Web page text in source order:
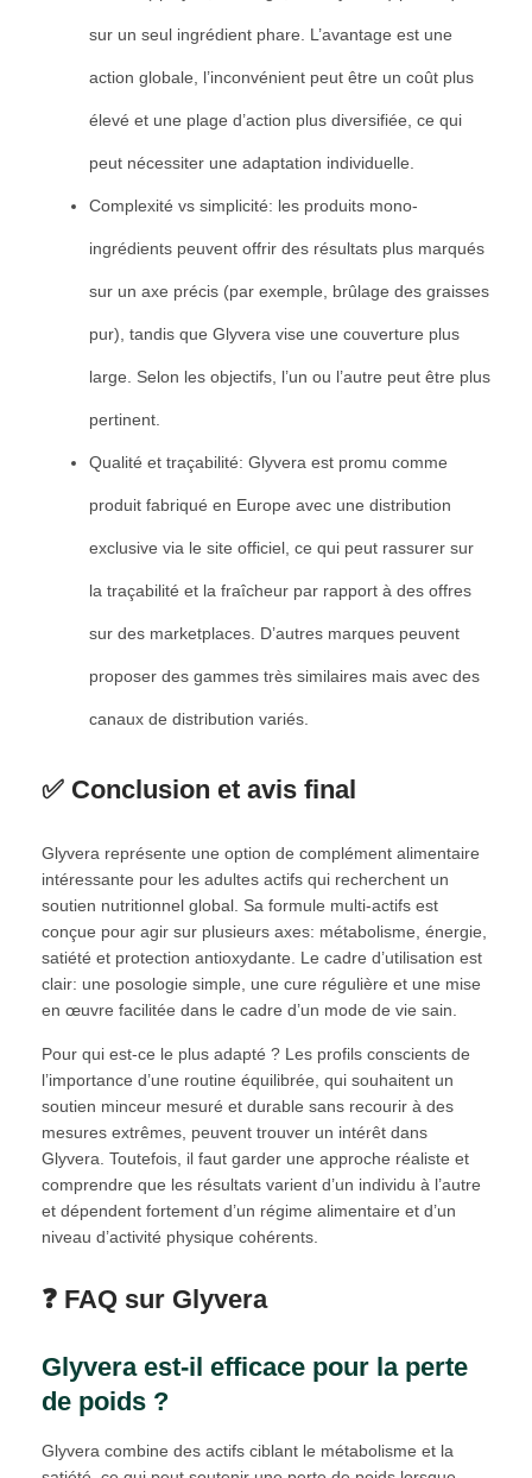
sur un seul ingrédient phare. L’avantage est une
action globale, l’inconvénient peut être un coût plus
élevé et une plage d’action plus diversifiée, ce qui
peut nécessiter une adaptation individuelle.
Complexité vs simplicité: les produits mono-
ingrédients peuvent offrir des résultats plus marqués
sur un axe précis (par exemple, brûlage des graisses
pur), tandis que Glyvera vise une couverture plus
large. Selon les objectifs, l’un ou l’autre peut être plus
pertinent.
Qualité et traçabilité: Glyvera est promu comme
produit fabriqué en Europe avec une distribution
exclusive via le site officiel, ce qui peut rassurer sur
la traçabilité et la fraîcheur par rapport à des offres
sur des marketplaces. D’autres marques peuvent
proposer des gammes très similaires mais avec des
canaux de distribution variés.
✅ Conclusion et avis final
Glyvera représente une option de complément alimentaire
intéressante pour les adultes actifs qui recherchent un
soutien nutritionnel global. Sa formule multi-actifs est
conçue pour agir sur plusieurs axes: métabolisme, énergie,
satiété et protection antioxydante. Le cadre d’utilisation est
clair: une posologie simple, une cure régulière et une mise
en œuvre facilitée dans le cadre d’un mode de vie sain.
Pour qui est-ce le plus adapté ? Les profils conscients de
l’importance d’une routine équilibrée, qui souhaitent un
soutien minceur mesuré et durable sans recourir à des
mesures extrêmes, peuvent trouver un intérêt dans
Glyvera. Toutefois, il faut garder une approche réaliste et
comprendre que les résultats varient d’un individu à l’autre
et dépendent fortement d’un régime alimentaire et d’un
niveau d’activité physique cohérents.
❓ FAQ sur Glyvera
Glyvera est-il efficace pour la perte
de poids ?
Glyvera combine des actifs ciblant le métabolisme et la